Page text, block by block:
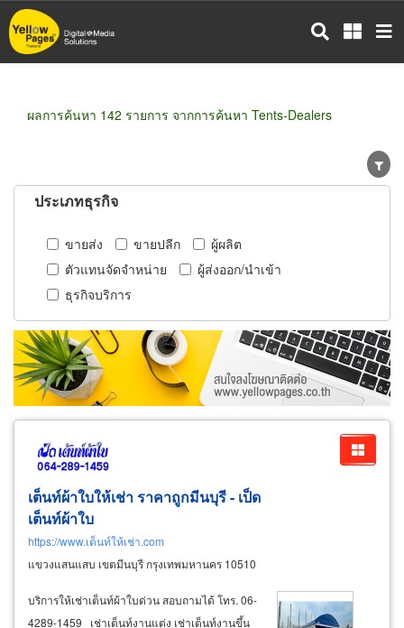
ข้าม
ไป
ผลการค้นหา 142 รายการ จากการค้นหา Tents-Dealers
ประเภทธุรกิจ
ขายส่ง ขายปลีก
ผู้ผลิต
ตัวแทนจัดจำหน่าย
ผู้ส่งออก/นำเข้า
ธุรกิจบริการ
เต็นท์ผ้าใบให้เช่า ราคาถูกมีนบุรี - เป็ด
เต็นท์ผ้าใบ
https://www.เต็นท์ให้เช่า.com
แขวงแสนแสบ เขตมีนบุรี กรุงเทพมหานคร 10510
บริการให้เช่าเต็นท์ผ้าใบด่วน สอบถามได้ โทร. 06-
4289-1459 เช่าเต็นท์งานแต่ง เช่าเต็นท์งานขึ้น